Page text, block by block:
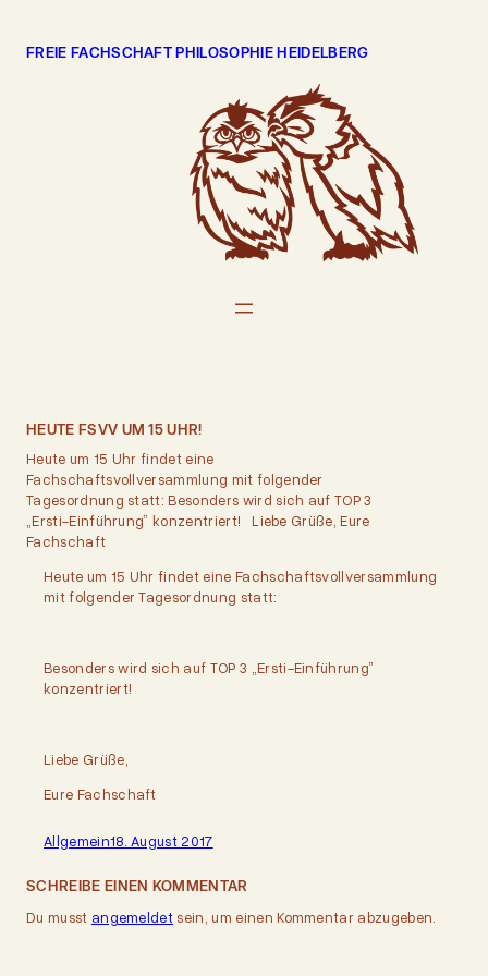
springen
FREIE FACHSCHAFT PHILOSOPHIE HEIDELBERG
HEUTE FSVV UM 15 UHR!
Heute um 15 Uhr findet eine
Fachschaftsvollversammlung mit folgender
Tagesordnung statt: Besonders wird sich auf TOP 3
„Ersti-Einführung” konzentriert! Liebe Grüße, Eure
Fachschaft
Heute um 15 Uhr findet eine Fachschaftsvollversammlung
mit folgender Tagesordnung statt:
Besonders wird sich auf TOP 3 „Ersti-Einführung”
konzentriert!
Liebe Grüße,
Eure Fachschaft
Allgemein18. August 2017
SCHREIBE EINEN KOMMENTAR
Du musst angemeldet sein, um einen Kommentar abzugeben.